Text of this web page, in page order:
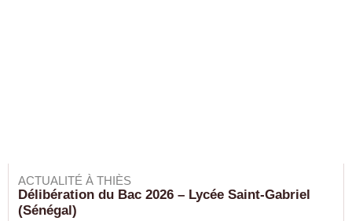
ACTUALITÉ À THIÈS
Délibération du Bac 2026 – Lycée Saint-Gabriel
(Sénégal)